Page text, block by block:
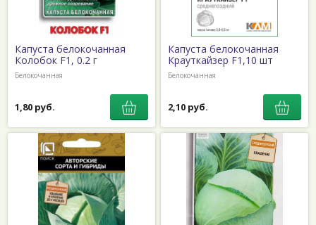
Капуста белокочанная
Колобок F1, 0.2 г
Белокочанная
1,80 руб.
Капуста белокочанная
Крауткайзер F1,10 шт
Белокочанная
2,10 руб.